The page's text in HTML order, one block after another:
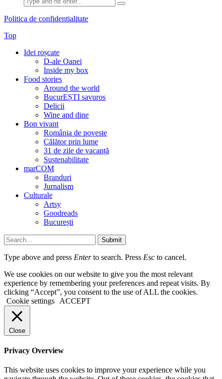
for:
Politica de confidentialitate
Top
Idei roșcate
D-ale Oanei
Inside my box
Food stories
Around the world
BucurEȘTI savuros
Delicii
Wine and dine
Bon vivant
România de poveste
Călător prin lume
31 de zile de vacanță
Sustenabilitate
marCOM
Branduri
Jurnalism
Culturale
Artsy
Goodreads
București
Submit
Type above and press Enterto search. Press Esc to cancel.
We use cookies on our website to give you the most relevant
experience by remembering your preferences and repeat visits. By
clicking “Accept”, you consent to the use of ALL the cookies.
Cookie settings
ACCEPT
Close
Privacy Overview
This website uses cookies to improve your experience while you